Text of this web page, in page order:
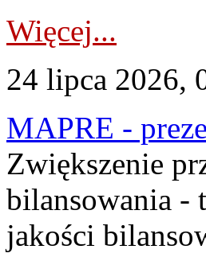
Więcej...
24 lipca 2026,
MAPRE -
Zwiększenie
bilansowania -
jakości